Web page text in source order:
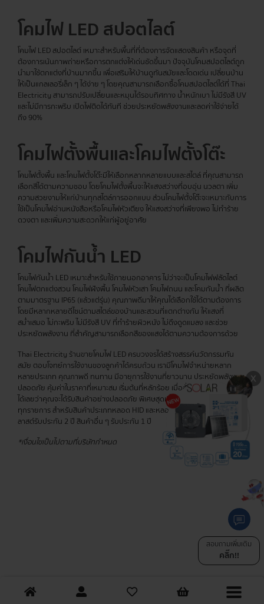
โคมไฟ LED สปอตไลต์
โคมไฟ LED สปอตไลต์ เหมาะสำหรับพื้นที่ที่ต้องการจัดแสดงสินค้า หรือจุดที่
ต้องการเน้นภาพถ่ายหรือการตกแต่งให้เด่นชัดขึ้นมา ปัจจุบันโคมสปอตไลต์ถูก
นำมาใช้ตกแต่งที่บ้านมากขึ้น เพื่อเสริมให้บ้านดูทันสมัยและโดดเด่น เปลี่ยนบ้าน
ให้เป็นแกลเลอรี่เล็ก ๆ ได้ง่าย ๆ โดยคุณสามารถเลือกซื้อโคมสปอตไลต์ได้ที่ Thai
Electricity สามารถปรับเปลี่ยนและหมุนได้รอบทิศทาง น้ำหนักเบา ไม่มีรังสี UV
และไม่มีการกะพริบ เปิดไฟติดได้ทันที ช่วยประหยัดพลังงานและลดค่าใช้จ่ายได้
ถึง 90%
โคมไฟตั้งพื้นและโคมไฟตั้งโต๊ะ
โคมไฟตั้งพื้น และโคมไฟตั้งโต๊ะมีให้เลือกหลากหลายแบบและสไตล์ ที่คุณสามารถ
เลือกสีได้ตามความชอบ โดยโคมไฟตั้งพื้นจะให้แสงสว่างที่อบอุ่น นวลตา เพิ่ม
ความสวยงามให้แก่บ้านทุกสไตล์การออกแบบ ส่วนโคมไฟตั้งโต๊ะจะเหมาะกับการ
ใช้เป็นโคมไฟอ่านหนังสือหรือโคมไฟหัวเตียง ให้แสงสว่างที่เพียงพอ ไม่ทำร้าย
ดวงตา และเพิ่มความสะดวกให้แก่ผู้อยู่อาศัย
โคมไฟกันน้ำ LED
โคมไฟกันน้ำ LED เหมาะสำหรับใช้ภายนอกอาคาร ไม่ว่าจะเป็นโคมไฟฟลัดไลต์
โคมไฟตกแต่งสวน โคมไฟฝังพื้น โคมไฟหัวเสา โคมไฟถนน และโคมกันน้ำ ที่ผลิต
ตามมาตรฐาน IP65 (แล้วแต่รุ่น) คุณภาพดีมาให้คุณได้เลือกใช้ได้ตามต้องการ
โดยมีหลากหลายดีไซน์ตามสไตล์ของบ้านและสวนที่แตกต่างกัน ให้แสงที่
สม่ำเสมอ ไม่กะพริบ ไม่มีรังสี UV ที่ทำร้ายผิวหนัง ไม่ดึงดูดแมลง และช่วย
ประหยัดพลังงาน ที่สำคัญสามารถเลือกสีของแสงได้ตามความต้องการด้วย
Thai Electricity ร้านขายโคมไฟ LED ครบวงจรได้สร้างสรรค์นวัตกรรมทัน
สมัย ตอบโจทย์การใช้งานของลูกค้าได้ครบถ้วน เรามีโคมไฟจำหน่ายหลาก
หลายประเภท คุณภาพดี ทนทาน มีอายุการใช้งานที่ยาวนาน ประหยัดพลังงาน
ปลอดภัย คุ้มค่าในราคาที่เหมาะสม เริ่มต้นที่หลักร้อย เมื่อสั่งสินค้ากับเรา มั่นใจ
ได้เลยว่าคุณจะได้รับสินค้าอย่างปลอดภัย พิเศษสุดเมื่อซื้อครบ 400 บาท ส่งฟรี
ทุกรายการ สำหรับสินค้าประเภทหลอด HID และหลอดไส้ รับประกัน 6 เดือน บา
ลาสต์รับประกัน 2 ปี สินค้าอื่น ๆ รับประกัน 1 ปี
*เงื่อนไขเป็นไปตามที่บริษัทกำหนด
สอบถามเพิ่มเติม
คลิ๊ก!!